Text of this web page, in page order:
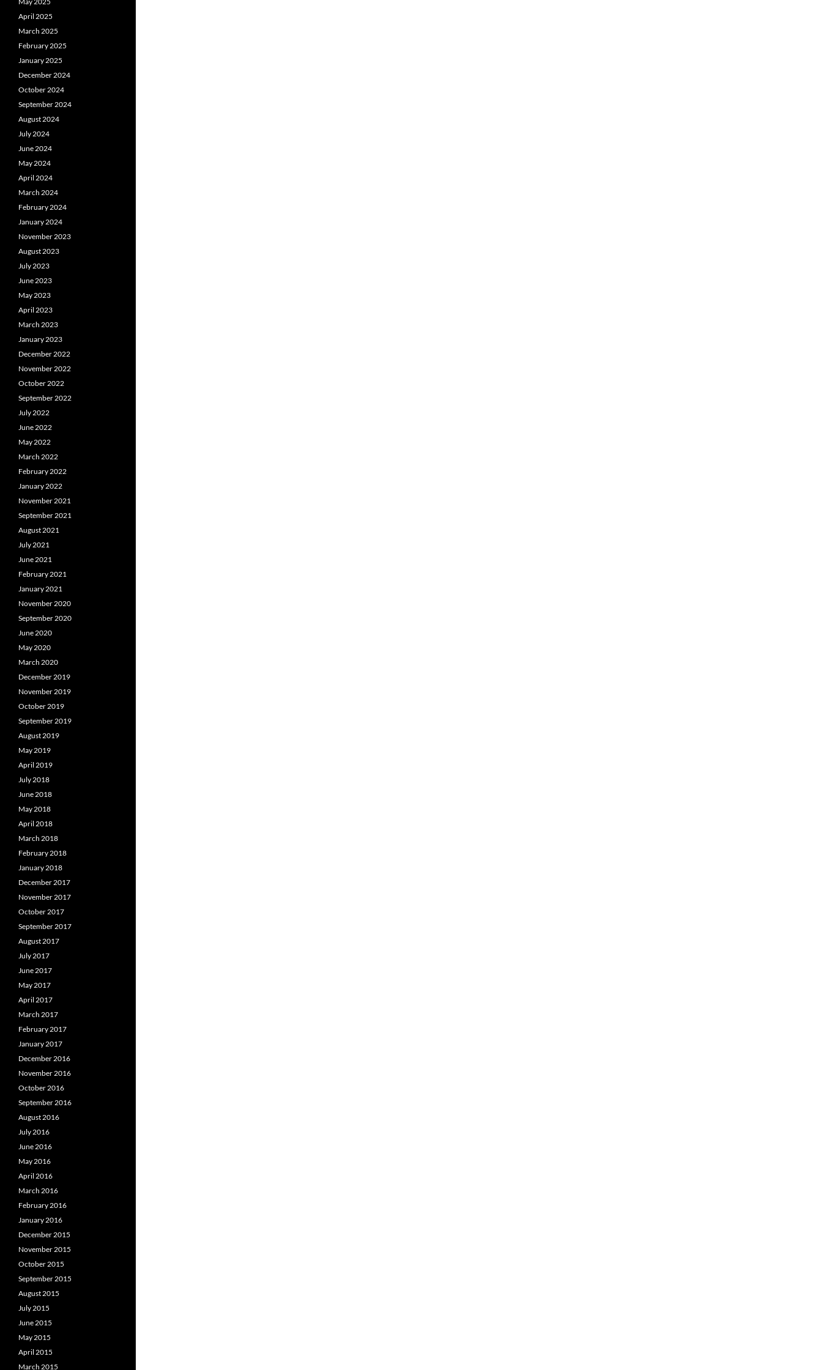
April 2025
March 2025
February 2025
January 2025
December 2024
October 2024
September 2024
August 2024
July 2024
June 2024
May 2024
April 2024
March 2024
February 2024
January 2024
November 2023
August 2023
July 2023
June 2023
May 2023
April 2023
March 2023
January 2023
December 2022
November 2022
October 2022
September 2022
July 2022
June 2022
May 2022
March 2022
February 2022
January 2022
November 2021
September 2021
August 2021
July 2021
June 2021
February 2021
January 2021
November 2020
September 2020
June 2020
May 2020
March 2020
December 2019
November 2019
October 2019
September 2019
August 2019
May 2019
April 2019
July 2018
June 2018
May 2018
April 2018
March 2018
February 2018
January 2018
December 2017
November 2017
October 2017
September 2017
August 2017
July 2017
June 2017
May 2017
April 2017
March 2017
February 2017
January 2017
December 2016
November 2016
October 2016
September 2016
August 2016
July 2016
June 2016
May 2016
April 2016
March 2016
February 2016
January 2016
December 2015
November 2015
October 2015
September 2015
August 2015
July 2015
June 2015
May 2015
April 2015
March 2015